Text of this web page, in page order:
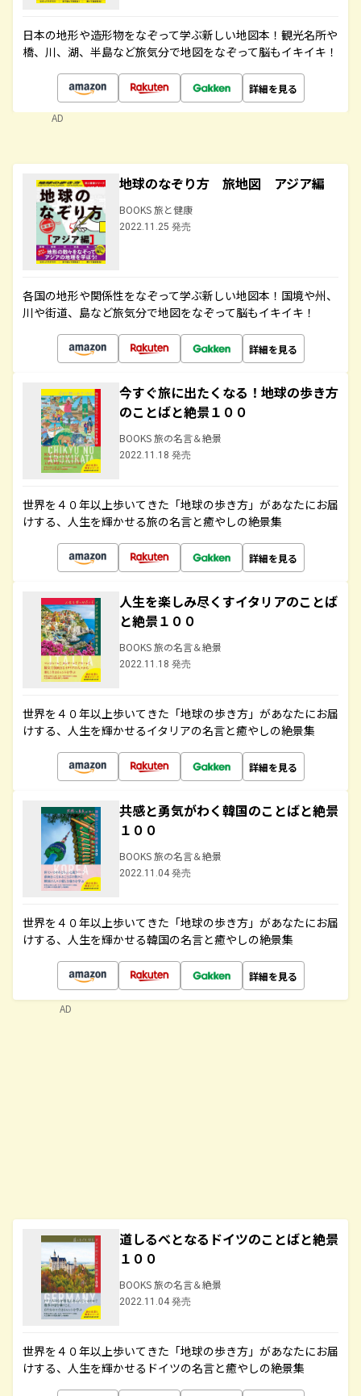
日本の地形や造形物をなぞって学ぶ新しい地図本！観光名所や
橋、川、湖、半島など旅気分で地図をなぞって脳もイキイキ！
詳細を見る
AD
地球のなぞり方 旅地図 アジア編
BOOKS 旅と健康
2022.11.25 発売
各国の地形や関係性をなぞって学ぶ新しい地図本！国境や州、
川や街道、島など旅気分で地図をなぞって脳もイキイキ！
詳細を見る
今すぐ旅に出たくなる！地球の歩き方
のことばと絶景１００
BOOKS 旅の名言＆絶景
2022.11.18 発売
世界を４０年以上歩いてきた「地球の歩き方」があなたにお届
けする、人生を輝かせる旅の名言と癒やしの絶景集
詳細を見る
人生を楽しみ尽くすイタリアのことば
と絶景１００
BOOKS 旅の名言＆絶景
2022.11.18 発売
世界を４０年以上歩いてきた「地球の歩き方」があなたにお届
けする、人生を輝かせるイタリアの名言と癒やしの絶景集
詳細を見る
共感と勇気がわく韓国のことばと絶景
１００
BOOKS 旅の名言＆絶景
2022.11.04 発売
世界を４０年以上歩いてきた「地球の歩き方」があなたにお届
けする、人生を輝かせる韓国の名言と癒やしの絶景集
詳細を見る
道しるべとなるドイツのことばと絶景
１００
BOOKS 旅の名言＆絶景
2022.11.04 発売
世界を４０年以上歩いてきた「地球の歩き方」があなたにお届
けする、人生を輝かせるドイツの名言と癒やしの絶景集
AD